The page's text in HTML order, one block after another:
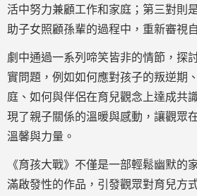
活中努力兼顧工作和家庭；第三對則
助子女照顧孫輩的過程中，重新審視
劇中通過一系列啼笑皆非的情節，探
實問題，例如如何應對孩子的叛逆期
庭、如何與伴侶在育兒觀念上達成共
現了親子關係的溫暖與感動，讓觀眾
溫馨與力量。
《育孩大戰》不僅是一部輕鬆幽默的
滿啟發性的作品，引發觀眾對育兒方